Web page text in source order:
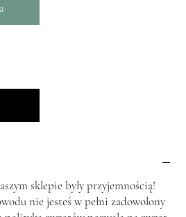
sklepie były przyjemnością!
nie jesteś w pełni zadowolony